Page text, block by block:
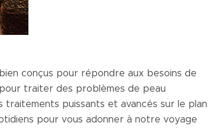
conçus pour répondre aux besoins de
traiter des problèmes de peau
puissants et avancés sur le plan
pour vous adonner à notre voyage